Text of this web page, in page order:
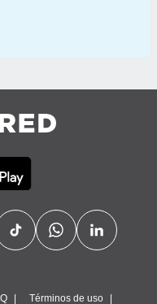
Términos de uso